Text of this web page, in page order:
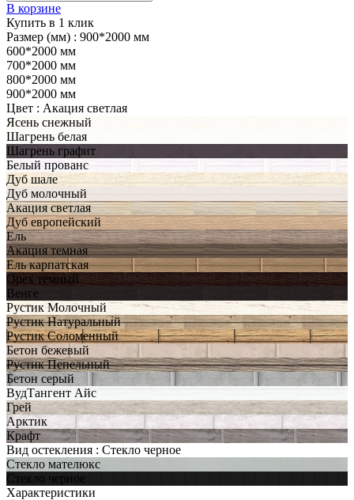
В корзине
Купить в 1 клик
Размер (мм) : 900*2000 мм
600*2000 мм
700*2000 мм
800*2000 мм
900*2000 мм
Цвет : Акация светлая
Ясень снежный
Шагрень белая
Шагрень графит
Белый прованс
Дуб шале
Дуб молочный
Акация светлая
Дуб европейский
Ель
Акация темная
Ель карпатская
Орех темный
Венге
Рустик Молочный
Рустик Натуральный
Рустик Соломенный
Бетон бежевый
Рустик Пепельный
Бетон серый
ВудТангент Айс
Грей
Арктик
Крафт
Вид остекления : Стекло черное
Стекло мателюкс
Стекло черное
Характеристики